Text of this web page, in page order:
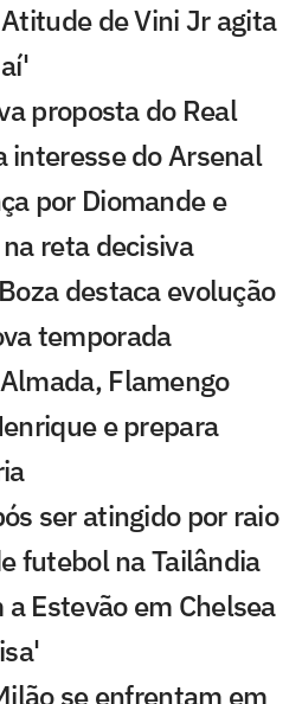
de Vini Jr agita
proposta do Real
interesse do Arsenal
por Diomande e
reta decisiva
destaca evolução
temporada
Flamengo
e prepara
ser atingido por raio
futebol na Tailândia
Estevão em Chelsea
se enfrentam em